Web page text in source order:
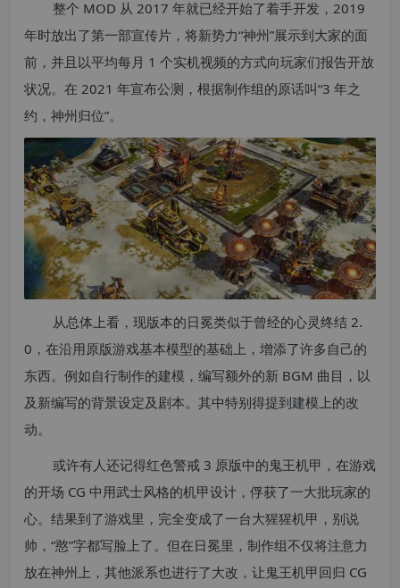
整个 MOD 从 2017 年就已经开始了着手开发，2019
年时放出了第一部宣传片，将新势力“神州”展示到大家的面
前，并且以平均每月 1 个实机视频的方式向玩家们报告开放
状况。在 2021 年宣布公测，根据制作组的原话叫“3 年之
约，神州归位”。
从总体上看，现版本的日冕类似于曾经的心灵终结 2.
0，在沿用原版游戏基本模型的基础上，增添了许多自己的
东西。例如自行制作的建模，编写额外的新 BGM 曲目，以
及新编写的背景设定及剧本。其中特别得提到建模上的改
动。
或许有人还记得红色警戒 3 原版中的鬼王机甲，在游戏
的开场 CG 中用武士风格的机甲设计，俘获了一大批玩家的
心。结果到了游戏里，完全变成了一台大猩猩机甲，别说
帅，“憨”字都写脸上了。但在日冕里，制作组不仅将注意力
放在神州上，其他派系也进行了大改，让鬼王机甲回归 CG